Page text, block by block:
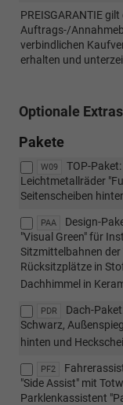
PREISGARANTIE
Auftrags-/
verbindlichen
erhalten und
Optionale Extras
Pakete
W09
TOP-
Leichtmetallräder
Seitenscheiben
PAA
Design-
"Visual Green" für
Sitzmittelbahnen
Rücksitzplätze in
Dachhimmel in
PDR
Dach-
Schwarz,
hinten und
PF2
"Side Assist" mit
Parklenkassistent